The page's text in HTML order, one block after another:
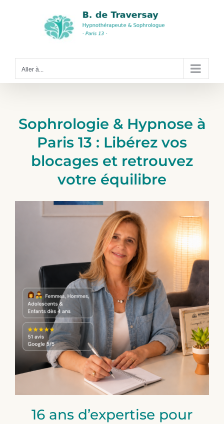
Aller à...
Sophrologie & Hypnose à
Paris 13 : Libérez vos
blocages et retrouvez
votre équilibre
16 ans d’expertise pour